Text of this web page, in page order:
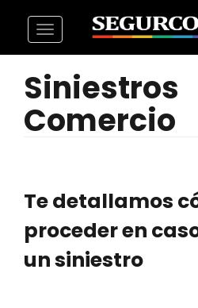
Pasar
contenido
principal
Toggle
navigation
Siniestros
Comercio
Te detallamos
proceder en
un siniestro